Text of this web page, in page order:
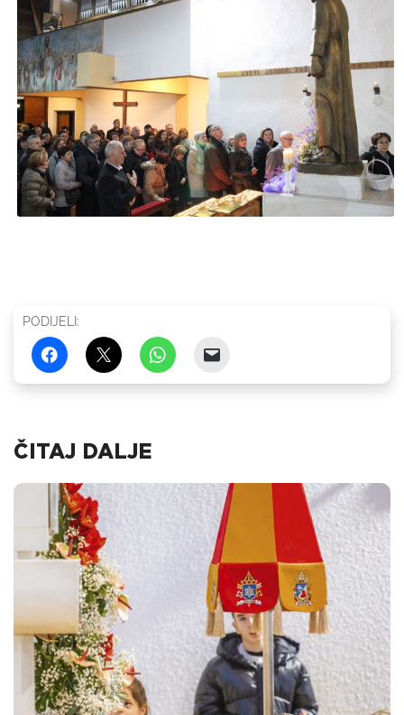
PODIJELI:
ČITAJ DALJE